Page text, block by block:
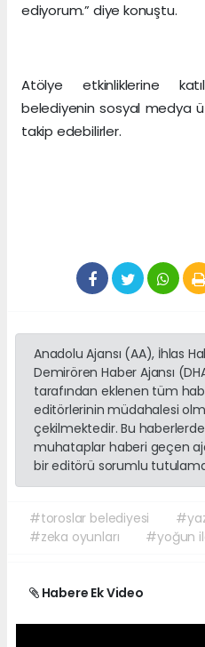
ediyorum.” diye konuştu.
Atölye etkinliklerine
belediyenin sosyal medya
takip edebilirler.
Anadolu Ajansı (AA), İhlas
Demirören Haber Ajansı
tarafından eklenen tüm
editörlerinin müdahalesi
çekilmektedir. Bu
muhataplar haberi geçen
bir editörü sorumlu
#toroslar belediyesi
#zeka oyunları
#yoğun
Habere Ek Video